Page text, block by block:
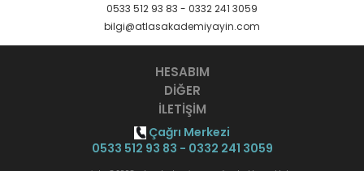
0533 512 93 83 - 0332 241 3059
bilgi@atlasakademiyayin.com
HESABIM
DİĞER
İLETİŞİM
Çağrı Merkezi
0533 512 93 83 - 0332 241 3059